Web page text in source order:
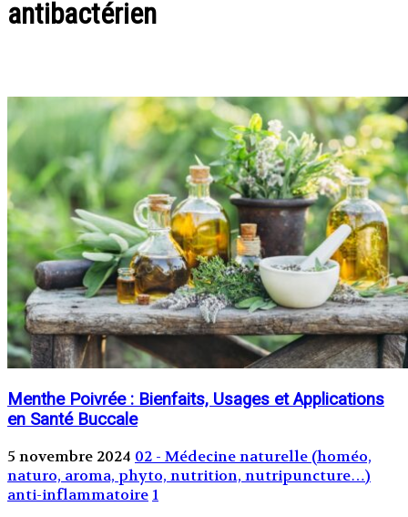
antibactérien
Menthe Poivrée : Bienfaits, Usages et Applications
en Santé Buccale
5 novembre 2024 02 - Médecine naturelle (homéo,
naturo, aroma, phyto, nutrition, nutripuncture…)
anti-inflammatoire 1